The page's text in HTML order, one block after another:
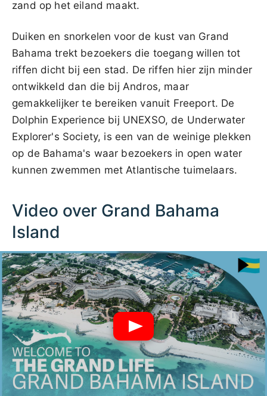
zand op het eiland maakt.
Duiken en snorkelen voor de kust van Grand
Bahama trekt bezoekers die toegang willen tot
riffen dicht bij een stad. De riffen hier zijn minder
ontwikkeld dan die bij Andros, maar
gemakkelijker te bereiken vanuit Freeport. De
Dolphin Experience bij UNEXSO, de Underwater
Explorer's Society, is een van de weinige plekken
op de Bahama's waar bezoekers in open water
kunnen zwemmen met Atlantische tuimelaars.
Video over Grand Bahama
Island